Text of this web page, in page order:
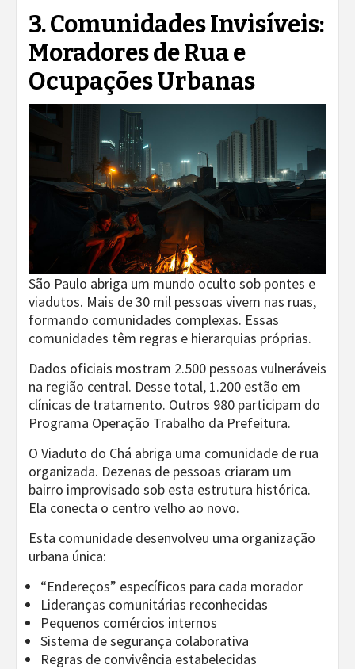
3. Comunidades Invisíveis:
Moradores de Rua e
Ocupações Urbanas
São Paulo abriga um mundo oculto sob pontes e
viadutos. Mais de 30 mil pessoas vivem nas ruas,
formando comunidades complexas. Essas
comunidades têm regras e hierarquias próprias.
Dados oficiais mostram 2.500 pessoas vulneráveis
na região central. Desse total, 1.200 estão em
clínicas de tratamento. Outros 980 participam do
Programa Operação Trabalho da Prefeitura.
O Viaduto do Chá abriga uma comunidade de rua
organizada. Dezenas de pessoas criaram um
bairro improvisado sob esta estrutura histórica.
Ela conecta o centro velho ao novo.
Esta comunidade desenvolveu uma organização
urbana única:
“Endereços” específicos para cada morador
Lideranças comunitárias reconhecidas
Pequenos comércios internos
Sistema de segurança colaborativa
Regras de convivência estabelecidas